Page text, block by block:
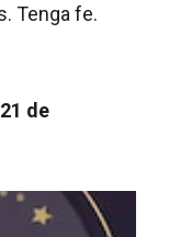
Tenga fe.
de